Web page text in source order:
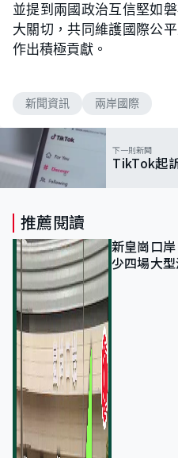
並提到兩國政治互信堅如
大關切，共同維護國際公
作出積極貢獻。
新聞資訊 兩岸國際
下一則新聞
TikTok起
推薦閱讀
新皇崗口
少四場大